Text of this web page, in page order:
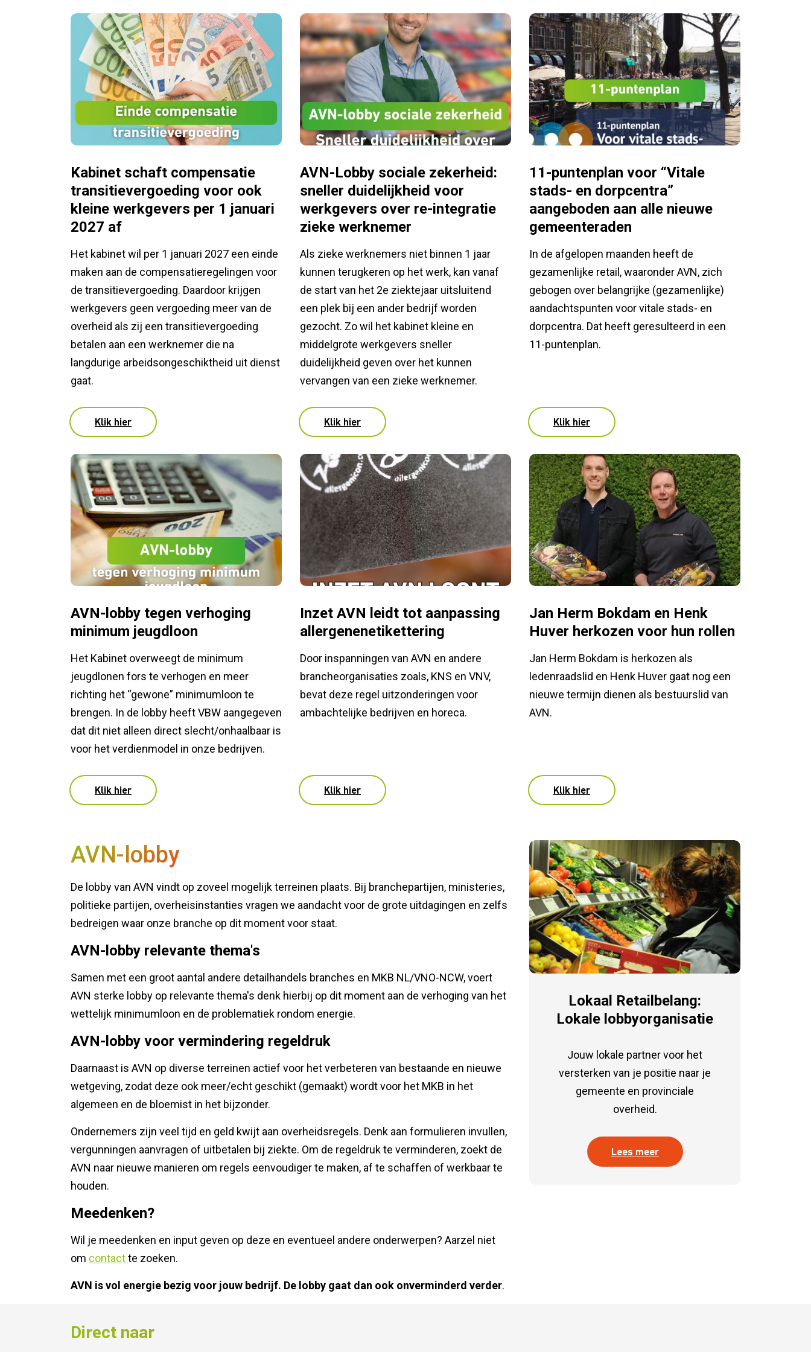
Kabinet schaft compensatie
transitievergoeding voor ook
kleine werkgevers per 1 januari
2027 af
Het kabinet wil per 1 januari 2027 een einde
maken aan de compensatieregelingen voor
de transitievergoeding. Daardoor krijgen
werkgevers geen vergoeding meer van de
overheid als zij een transitievergoeding
betalen aan een werknemer die na
langdurige arbeidsongeschiktheid uit dienst
gaat.
Klik hier
AVN-Lobby sociale zekerheid:
sneller duidelijkheid voor
werkgevers over re-integratie
zieke werknemer
Als zieke werknemers niet binnen 1 jaar
kunnen terugkeren op het werk, kan vanaf
de start van het 2e ziektejaar uitsluitend
een plek bij een ander bedrijf worden
gezocht. Zo wil het kabinet kleine en
middelgrote werkgevers sneller
duidelijkheid geven over het kunnen
vervangen van een zieke werknemer.
Klik hier
11-puntenplan voor “Vitale
stads- en dorpcentra”
aangeboden aan alle nieuwe
gemeenteraden
In de afgelopen maanden heeft de
gezamenlijke retail, waaronder AVN, zich
gebogen over belangrijke (gezamenlijke)
aandachtspunten voor vitale stads- en
dorpcentra. Dat heeft geresulteerd in een
11-puntenplan.
Klik hier
AVN-lobby tegen verhoging
minimum jeugdloon
Het Kabinet overweegt de minimum
jeugdlonen fors te verhogen en meer
richting het “gewone” minimumloon te
brengen. In de lobby heeft VBW aangegeven
dat dit niet alleen direct slecht/onhaalbaar is
voor het verdienmodel in onze bedrijven.
Klik hier
Inzet AVN leidt tot aanpassing
allergenenetikettering
Door inspanningen van AVN en andere
brancheorganisaties zoals, KNS en VNV,
bevat deze regel uitzonderingen voor
ambachtelijke bedrijven en horeca.
Klik hier
Jan Herm Bokdam en Henk
Huver herkozen voor hun rollen
Jan Herm Bokdam is herkozen als
ledenraadslid en Henk Huver gaat nog een
nieuwe termijn dienen als bestuurslid van
AVN.
Klik hier
AVN-lobby
De lobby van AVN vindt op zoveel mogelijk terreinen plaats. Bij branchepartijen, ministeries,
politieke partijen, overheisinstanties vragen we aandacht voor de grote uitdagingen en zelfs
bedreigen waar onze branche op dit moment voor staat.
AVN-lobby relevante thema's
Samen met een groot aantal andere detailhandels branches en MKB NL/VNO-NCW, voert
AVN sterke lobby op relevante thema's denk hierbij op dit moment aan de verhoging van het
wettelijk minimumloon en de problematiek rondom energie.
AVN-lobby voor vermindering regeldruk
Daarnaast is AVN op diverse terreinen actief voor het verbeteren van bestaande en nieuwe
wetgeving, zodat deze ook meer/echt geschikt (gemaakt) wordt voor het MKB in het
algemeen en de bloemist in het bijzonder.
Ondernemers zijn veel tijd en geld kwijt aan overheidsregels. Denk aan formulieren invullen,
vergunningen aanvragen of uitbetalen bij ziekte. Om de regeldruk te verminderen, zoekt de
AVN naar nieuwe manieren om regels eenvoudiger te maken, af te schaffen of werkbaar te
houden.
Meedenken?
Wil je meedenken en input geven op deze en eventueel andere onderwerpen? Aarzel niet
om contactte zoeken.
AVN is vol energie bezig voor jouw bedrijf. De lobby gaat dan ook onverminderd verder.
Lokaal Retailbelang:
Lokale lobbyorganisatie
Jouw lokale partner voor het
versterken van je positie naar je
gemeente en provinciale
overheid.
Lees meer
Direct naar